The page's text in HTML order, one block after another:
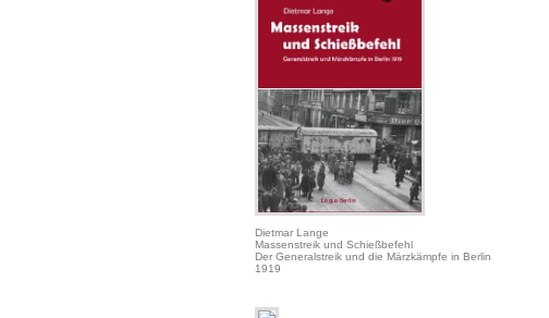
Dietmar Lange
Massenstreik und Schießbefehl
Der Generalstreik und die Märzkämpfe in Berlin
1919